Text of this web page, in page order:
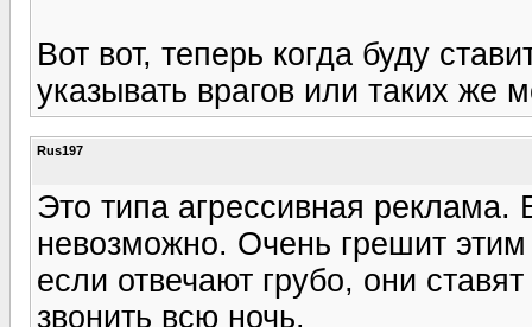
Вот вот, теперь когда буду
указывать врагов или таких же
Rus197
Это типа агрессивная реклама.
невозможно. Очень грешит
если отвечают грубо, они
звонить всю ночь.